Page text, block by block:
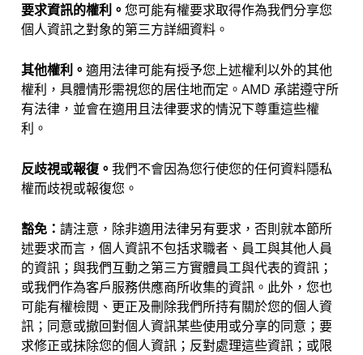
要求資訊的權利。 您可能有權要求取得作為我們分享您
個人資訊之對象的第三方詳細資料。
其他權利。 適用法律可能有授予您上述權利以外的其他
權利，具體情形需視您的居住地而定。AMD 承諾遵守所
有法律，並會在適用且法律要求的情況下尊重這些權
利。
反歧視或報復。 我們不會因為您行使您的任何資料隱私
權而歧視或報復您。
豁免： 請注意，除非適用法律另有要求，否則就本節所
述要求而言，個人資訊不包括求職者、員工與其他人員
的資訊；與我們互動之第三方實體員工與代表的資訊；
或我們作為客戶服務供應商所收集的資訊。此外，您也
可能有權檢閱、更正及刪除我們所持有關於您的個人資
訊；同意或撤回對個人資訊某些使用或分享的同意；要
求修正或抹除您的個人資訊；反對處理這些資訊；或限